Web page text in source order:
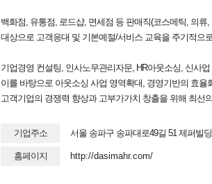
백화점, 유통점, 로드샵, 면세점 등 판매직(코스메틱, 의
대상으로 고객응대 및 기본예절/서비스 교육을 주기적으
기업경영 컨설팅, 인사노무관리자문, HR아웃소싱, 신사
이를 바탕으로 아웃소싱 사업 영역확대, 경영기반의 효
고객기업의 경쟁력 향상과 고부가가치 창출을 위해 최선
기업주소 서울 송파구 송파대로49길 51 제퍼빌딩
홈페이지 http://dasimahr.com/